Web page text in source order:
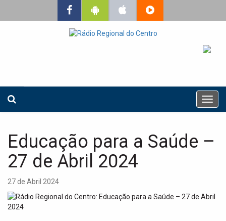
T
o
l
i
Educação para a Saúde –
27 de Abril 2024
27 de Abril 2024